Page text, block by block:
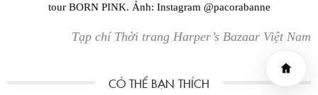
tour BORN PINK. Ảnh: Instagram @pacorabanne
Tạp chí Thời trang Harper’s Bazaar Việt Nam